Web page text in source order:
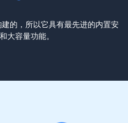
的，所以它具有最先进的内置安
大容量功能。